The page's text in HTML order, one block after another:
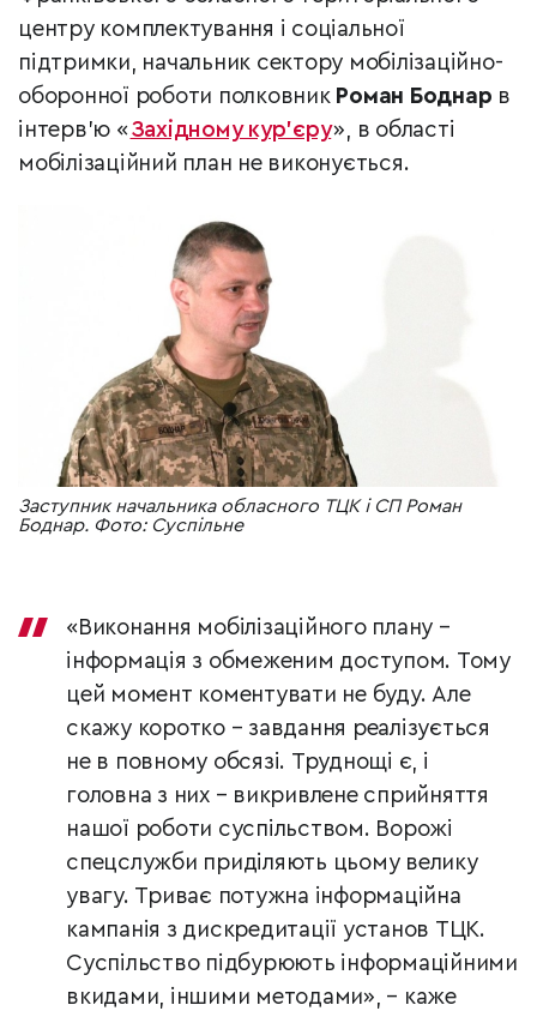
центру комплектування і соціальної
підтримки, начальник сектору мобілізаційно-
оборонної роботи полковник Роман Боднар в
інтерв’ю «Західному кур’єру», в області
мобілізаційний план не виконується.
Заступник начальника обласного ТЦК і СП Роман
Боднар. Фото: Суспільне
«Виконання мобілізаційного плану –
інформація з обмеженим доступом. Тому
цей момент коментувати не буду. Але
скажу коротко – завдання реалізується
не в повному обсязі. Труднощі є, і
головна з них – викривлене сприйняття
нашої роботи суспільством. Ворожі
спецслужби приділяють цьому велику
увагу. Триває потужна інформаційна
кампанія з дискредитації установ ТЦК.
Суспільство підбурюють інформаційними
вкидами, іншими методами», – каже